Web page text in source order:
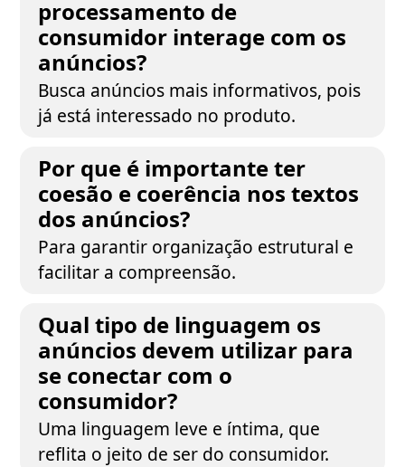
processamento de
consumidor interage com os
anúncios?
Busca anúncios mais informativos, pois
já está interessado no produto.
Por que é importante ter
coesão e coerência nos textos
dos anúncios?
Para garantir organização estrutural e
facilitar a compreensão.
Qual tipo de linguagem os
anúncios devem utilizar para
se conectar com o
consumidor?
Uma linguagem leve e íntima, que
reflita o jeito de ser do consumidor.